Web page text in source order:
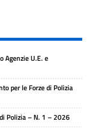
Agenzie U.E. e
per le Forze di Polizia
Polizia – N. 1 – 2026